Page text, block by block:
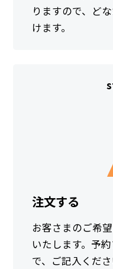
りますので、ど
けます。
注文する
お客さまのご希
いたします。予
で、ご記入くだ